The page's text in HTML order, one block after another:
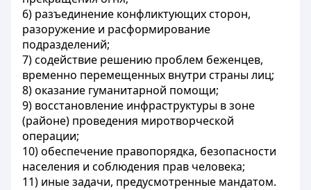
6) разъединение конфликтующих сторон,
разоружение и расформирование
подразделений;
7) содействие решению проблем беженцев,
временно перемещенных внутри страны лиц;
8) оказание гуманитарной помощи;
9) восстановление инфраструктуры в зоне
(районе) проведения миротворческой
операции;
10) обеспечение правопорядка, безопасности
населения и соблюдения прав человека;
11) иные задачи, предусмотренные мандатом.